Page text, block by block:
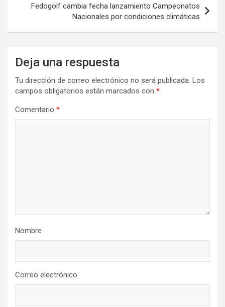
Fedogolf cambia fecha lanzamiento Campeonatos
Nacionales por condiciones climáticas
Deja una respuesta
Tu dirección de correo electrónico no será publicada. Los
campos obligatorios están marcados con *
Comentario *
Nombre
Correo electrónico